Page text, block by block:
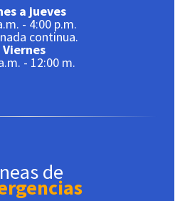
a jueves
- 4:00 p.m.
continua.
Viernes
- 12:00 m.
de